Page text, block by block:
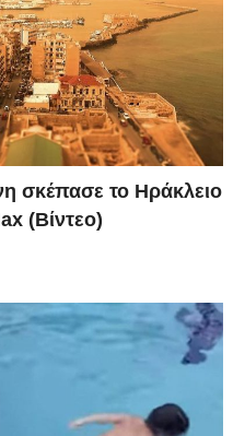
σκέπασε το Ηράκλειο
(Βίντεο)